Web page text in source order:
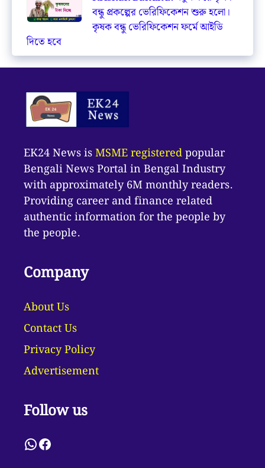
বন্ধু প্রকল্পের ভেরিফিকেশন শুরু হলো।
কৃষক বন্ধু ভেরিফিকেশন ফর্মে আইডি
দিতে হবে
EK24 News isMSME registeredpopular
Bengali News Portal in Bengal Industry
with approximately 6M monthly readers.
Providing career and finance related
authentic information for the people by
the people.
Company
About Us
Contact Us
Privacy Policy
Advertisement
Follow us
WhatsApp
Facebook